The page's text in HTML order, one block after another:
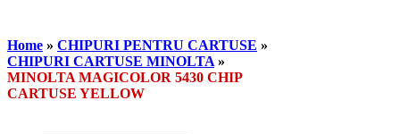
Home » CHIPURI PENTRU CARTUSE »
CHIPURI CARTUSE MINOLTA »
MINOLTA MAGICOLOR 5430 CHIP
CARTUSE YELLOW